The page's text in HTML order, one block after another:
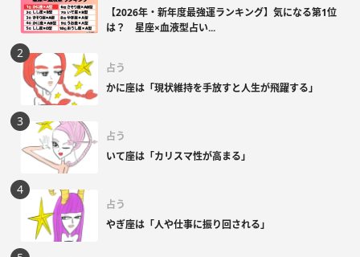
【2026年・新年度最強運ランキング】気になる第1位
は？ 星座×血液型占い...
占う
かに座は「現状維持を手放すと人生が飛躍する」
占う
いて座は「カリスマ性が高まる」
占う
やぎ座は「人や仕事に振り回される」